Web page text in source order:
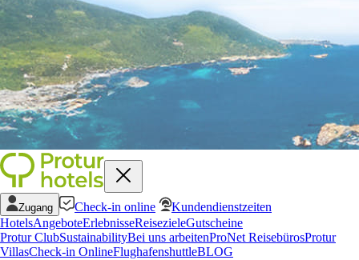
Zugang Check-in online
Kundendienstzeiten
HotelsAngeboteErlebnisseReisezieleGutscheine
Protur ClubSustainabilityBei uns arbeitenProNet ReisebürosProtur
VillasCheck-in OnlineFlughafenshuttleBLOG